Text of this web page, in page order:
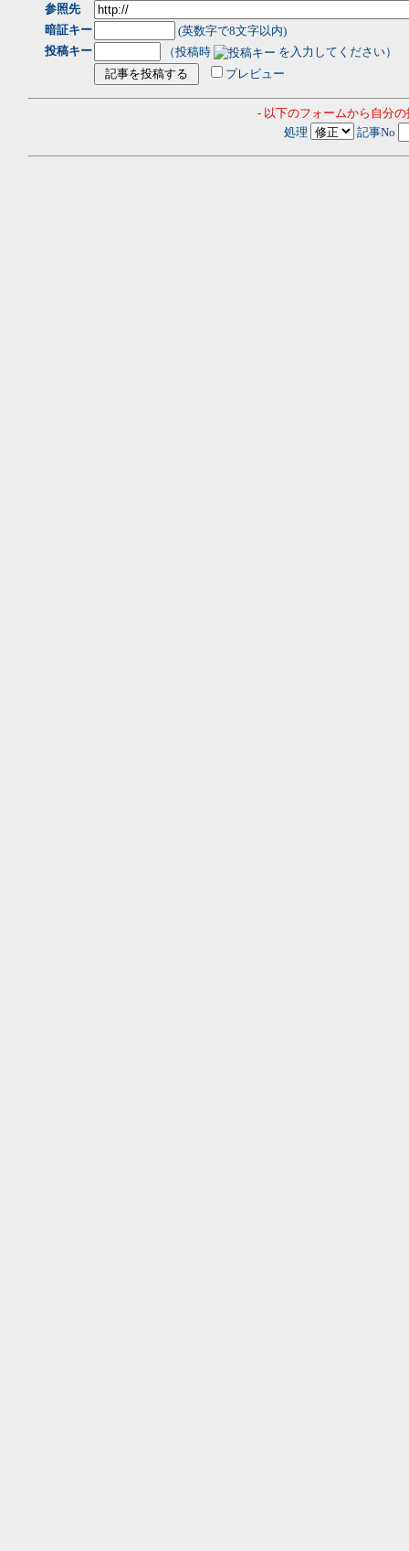
参照先
暗証キー
(英数字で8文字以内)
投稿キー
（投稿時
を入力してください）
プレビュー
- 以下のフォームから自分
処理
記事No